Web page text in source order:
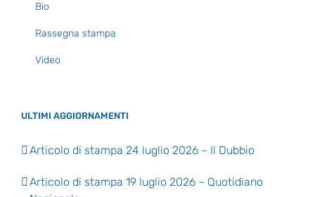
Bio
Rassegna stampa
Video
ULTIMI AGGIORNAMENTI
Articolo di stampa 24 luglio 2026 – Il Dubbio
Articolo di stampa 19 luglio 2026 – Quotidiano